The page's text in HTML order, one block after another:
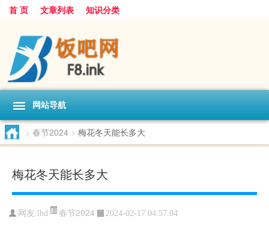
首 页 文章列表 知识分类
网站导航
> 春节2024 > 梅花冬天能长多大
梅花冬天能长多大
网友:lhd 春节2024 2024-02-17 04:57:04